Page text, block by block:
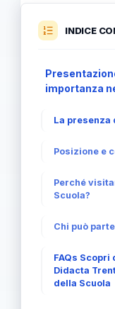
INDICE
importanza
La presenza
Posizione e
Perché
Scuola?
Chi può
FAQs Scopri
Didacta
della Scuola